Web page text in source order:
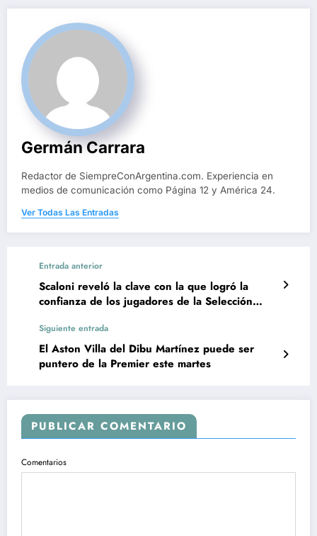
Germán Carrara
Redactor de SiempreConArgentina.com. Experiencia en
medios de comunicación como Página 12 y América 24.
Ver Todas Las Entradas
Entrada anterior
Scaloni reveló la clave con la que logró la
confianza de los jugadores de la Selección
Siguiente entrada
El Aston Villa del Dibu Martínez puede ser
puntero de la Premier este martes
PUBLICAR COMENTARIO
Comentarios